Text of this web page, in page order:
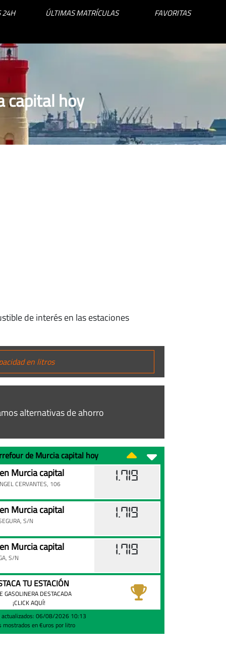
24H ÚLTIMAS MATRÍCULAS FAVORITAS
capital hoy
de interés en las estaciones
alternativas de ahorro
de Murcia capital hoy
Murcia capital
CERVANTES, 106
1.719
Murcia capital
S/N
1.719
Murcia capital
S/N
1.719
TU ESTACIÓN
GASOLINERA DESTACADA
¡CLICK AQUÍ!
actualizados: 06/08/2026 10:13
mostrados en €uros por litro